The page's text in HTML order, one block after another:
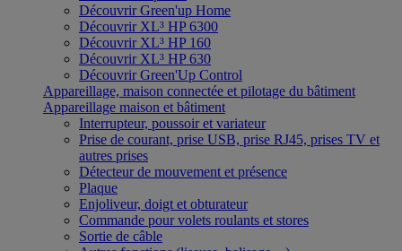
Découvrir Green'up Home
Découvrir XL³ HP 6300
Découvrir XL³ HP 160
Découvrir XL³ HP 630
Découvrir Green'Up Control
Appareillage, maison connectée et pilotage du bâtiment
Appareillage maison et bâtiment
Interrupteur, poussoir et variateur
Prise de courant, prise USB, prise RJ45, prises TV et
autres prises
Détecteur de mouvement et présence
Plaque
Enjoliveur, doigt et obturateur
Commande pour volets roulants et stores
Sortie de câble